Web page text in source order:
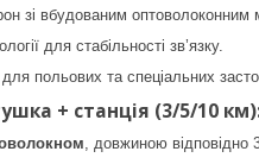
зі вбудованим
для стабільності зв’язку.
польових та спеціальних
+ станція (3/5/10
, довжиною відповідно